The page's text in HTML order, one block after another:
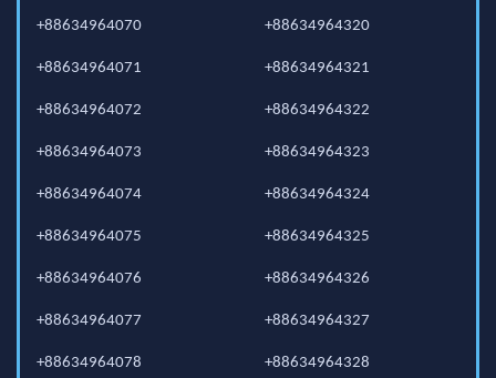
+88634964070
+88634964071
+88634964072
+88634964073
+88634964074
+88634964075
+88634964076
+88634964077
+88634964078
+88634964320
+88634964321
+88634964322
+88634964323
+88634964324
+88634964325
+88634964326
+88634964327
+88634964328